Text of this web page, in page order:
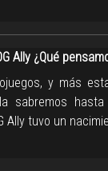
Ally ¿Qué
y más
sabremos
Ally tuvo un